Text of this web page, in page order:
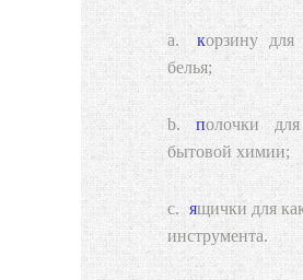
корзину для грязного
белья;
полочки для средств
бытовой химии;
ящички для
инструмента.